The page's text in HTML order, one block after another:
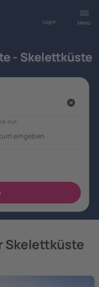
Menü
Log in
- Skelettküste
Skelettküste